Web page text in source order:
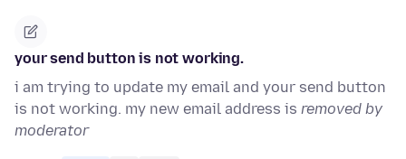
your send button is not working.
i am trying to update my email and your send button
is not working. my new email address is removed by
moderator